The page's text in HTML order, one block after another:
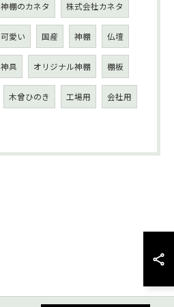
神棚のカネタ 株式会社カネタ
可愛い 国産 神棚 仏壇
神具 オリジナル神棚 棚板
木曾ひのき 工場用 会社用